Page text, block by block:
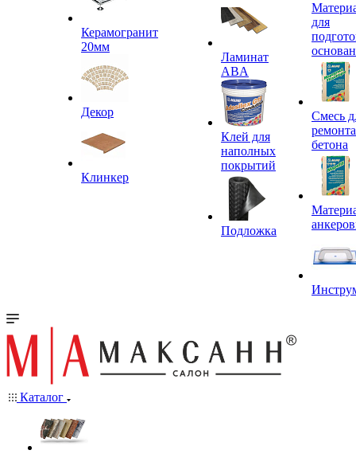
Керамогранит
20мм
Декор
Клинкер
Ламинат
ABA
Клей для
наполных
покрытий
Подложка
для
Смесь
ремонта
бетона
Каталог